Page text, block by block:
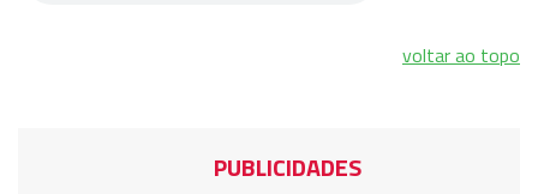
voltar ao topo
PUBLICIDADES